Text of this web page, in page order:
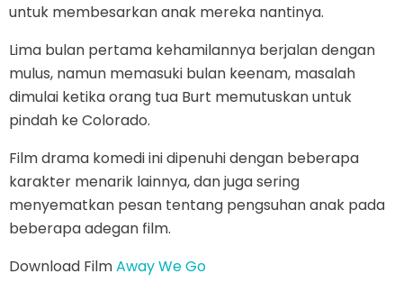
untuk membesarkan anak mereka nantinya.
Lima bulan pertama kehamilannya berjalan dengan
mulus, namun memasuki bulan keenam, masalah
dimulai ketika orang tua Burt memutuskan untuk
pindah ke Colorado.
Film drama komedi ini dipenuhi dengan beberapa
karakter menarik lainnya, dan juga sering
menyematkan pesan tentang pengsuhan anak pada
beberapa adegan film.
Download FilmAway We Go